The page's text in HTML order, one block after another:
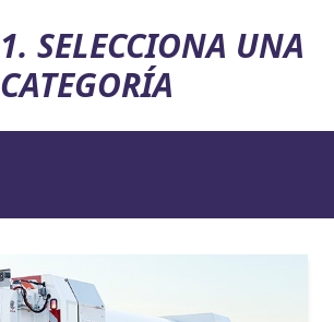
1. SELECCIONA UNA
CATEGORÍA